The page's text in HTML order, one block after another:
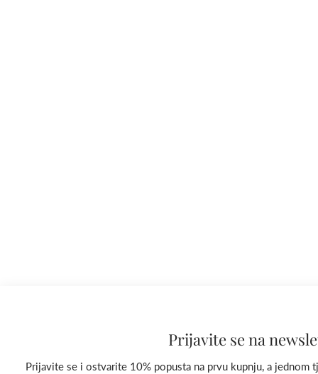
Prijavite se na
Prijavite se i ostvarite 10% popusta na prvu kupnju, a jednom